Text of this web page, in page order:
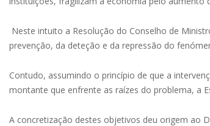
Neste intuito a Resolução do Conselho de
prevenção, da deteção e da repressão do
Contudo, assumindo o princípio de que a
montante que enfrente as raízes do problema, a
A concretização destes objetivos deu origem ao